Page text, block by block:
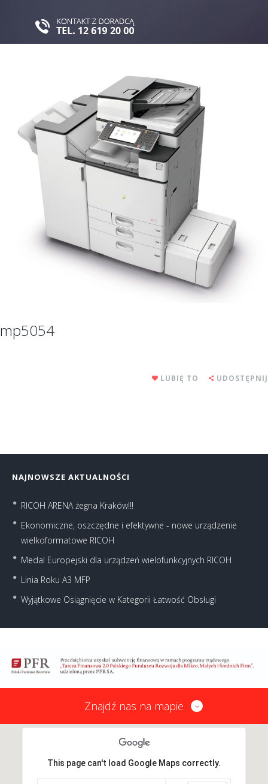
mp5054
LUBIĘ TO UDOSTĘPNIJ
NAJNOWSZE AKTUALNOŚCI
RICOH ARENA żegna Kraków!!!
Ekonomiczne, oszczędne i efektywne - nowe urządzenie
wielkoformatowe RICOH
Medal Europejski dla urządzeń wielofunkcyjnych RICOH
Linia Roku A3 MFP
Wyjątkowe Osiągnięcie w Kategorii Łatwość Obsługi
Znajdź nas na mapie
This page can't load Google Maps correctly.